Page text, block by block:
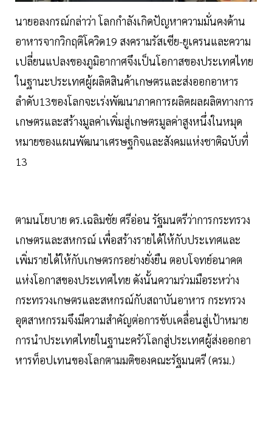
นายอลงกรณ์กล่าว่า โลกกำลังเกิดปัญหาความมั่นคงด้าน
อาหารจากวิกฤติโควิด19 สงครามรัสเซีย-ยูเครนและความ
เปลี่ยนแปลงของภูมิอากาศจึงเป็นโอกาสของประเทศไทย
ในฐานะประเทศผู้ผลิตสินค้าเกษตรและส่งออกอาหาร
ลำดับ13ของโลกจะเร่งพัฒนาภาคการผลิตผลผลิตทางการ
เกษตรและสร้างมูลค่าเพิ่มสู่เกษตรมูลค่าสูงหนึ่งในหมุด
หมายของแผนพัฒนาเศรษฐกิจและสังคมแห่งชาติฉบับที่
13
ตามนโยบาย ดร.เฉลิมชัย ศรีอ่อน รัฐมนตรีว่าการกระทรวง
เกษตรและสหกรณ์ เพื่อสร้างรายได้ให้กับประเทศและ
เพิ่มรายได้ให้กับเกษตรกรอย่างยั่งยืน ตอบโจทย์อนาคต
แห่งโอกาสของประเทศไทย ดังนั้นความร่วมมือระหว่าง
กระทรวงเกษตรและสหกรณ์กับสถาบันอาหาร กระทรวง
อุตสาหกรรมจึงมีความสำคัญต่อการขับเคลื่อนสู่เป้าหมาย
การนำประเทศไทยในฐานะครัวโลกสู่ประเทศผู้ส่งออกอา
หารท็อปเทนของโลกตามมติของคณะรัฐมนตรี (ครม.)